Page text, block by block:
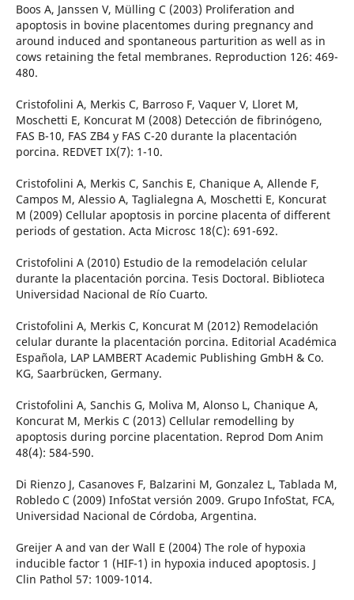
Boos A, Janssen V, Mülling C (2003) Proliferation and
apoptosis in bovine placentomes during pregnancy and
around induced and spontaneous parturition as well as in
cows retaining the fetal membranes. Reproduction 126: 469-
480.
Cristofolini A, Merkis C, Barroso F, Vaquer V, Lloret M,
Moschetti E, Koncurat M (2008) Detección de fibrinógeno,
FAS B-10, FAS ZB4 y FAS C-20 durante la placentación
porcina. REDVET IX(7): 1-10.
Cristofolini A, Merkis C, Sanchis E, Chanique A, Allende F,
Campos M, Alessio A, Taglialegna A, Moschetti E, Koncurat
M (2009) Cellular apoptosis in porcine placenta of different
periods of gestation. Acta Microsc 18(C): 691-692.
Cristofolini A (2010) Estudio de la remodelación celular
durante la placentación porcina. Tesis Doctoral. Biblioteca
Universidad Nacional de Río Cuarto.
Cristofolini A, Merkis C, Koncurat M (2012) Remodelación
celular durante la placentación porcina. Editorial Académica
Española, LAP LAMBERT Academic Publishing GmbH & Co.
KG, Saarbrücken, Germany.
Cristofolini A, Sanchis G, Moliva M, Alonso L, Chanique A,
Koncurat M, Merkis C (2013) Cellular remodelling by
apoptosis during porcine placentation. Reprod Dom Anim
48(4): 584-590.
Di Rienzo J, Casanoves F, Balzarini M, Gonzalez L, Tablada M,
Robledo C (2009) InfoStat versión 2009. Grupo InfoStat, FCA,
Universidad Nacional de Córdoba, Argentina.
Greijer A and van der Wall E (2004) The role of hypoxia
inducible factor 1 (HIF-1) in hypoxia induced apoptosis. J
Clin Pathol 57: 1009-1014.